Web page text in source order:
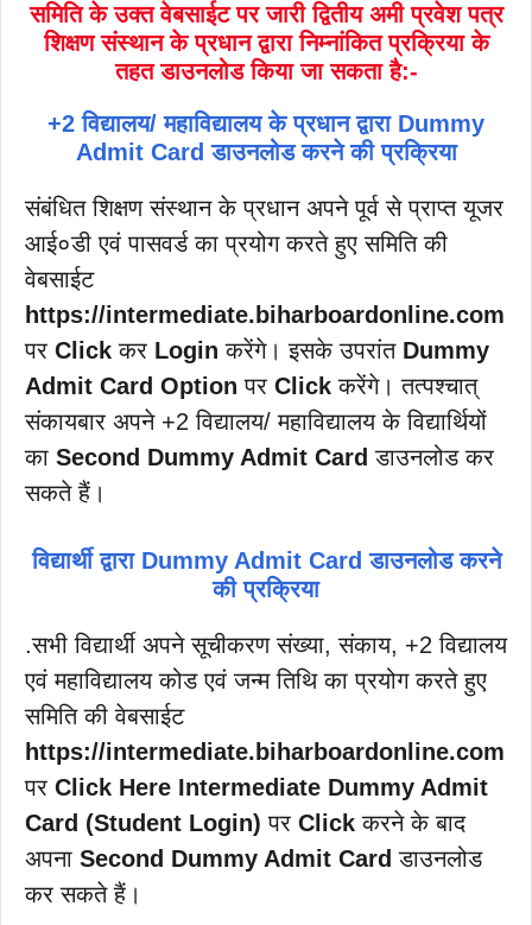
समिति के उक्त वेबसाईट पर जारी द्वितीय अमी प्रवेश पत्र
शिक्षण संस्थान के प्रधान द्वारा निम्नांकित प्रक्रिया के
तहत डाउनलोड किया जा सकता है:-
+2 विद्यालय/ महाविद्यालय के प्रधान द्वारा Dummy
Admit Card डाउनलोड करने की प्रक्रिया
संबंधित शिक्षण संस्थान के प्रधान अपने पूर्व से प्राप्त यूजर
आई०डी एवं पासवर्ड का प्रयोग करते हुए समिति की
वेबसाईट
https://intermediate.biharboardonline.com
पर Click कर Loginकरेंगे। इसके उपरांतDummy
Admit Card Option पर Clickकरेंगे। तत्पश्चात्
संकायबार अपने +2 विद्यालय/ महाविद्यालय के विद्यार्थियों
का Second Dummy Admit Cardडाउनलोड कर
सकते हैं।
विद्यार्थी द्वारा Dummy Admit Card डाउनलोड करने
की प्रक्रिया
.सभी विद्यार्थी अपने सूचीकरण संख्या, संकाय, +2 विद्यालय
एवं महाविद्यालय कोड एवं जन्म तिथि का प्रयोग करते हुए
समिति की वेबसाईट
https://intermediate.biharboardonline.com
पर Click Here Intermediate Dummy Admit
Card (Student Login) पर Clickकरने के बाद
अपना Second Dummy Admit Cardडाउनलोड
कर सकते हैं।